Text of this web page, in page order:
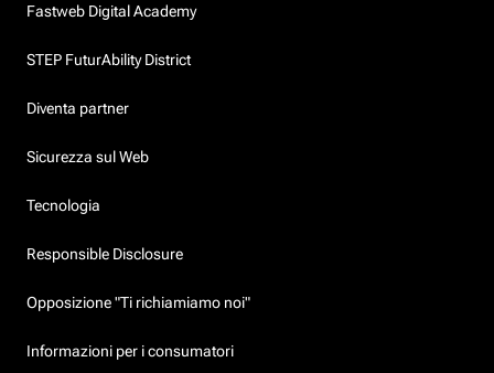
Fastweb Digital Academy
STEP FuturAbility District
Diventa partner
Sicurezza sul Web
Tecnologia
Responsible Disclosure
Opposizione "Ti richiamiamo noi"
Informazioni per i consumatori